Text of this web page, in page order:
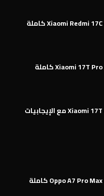
مواصفات هاتف Xiaomi 17T مع الإيجابيات